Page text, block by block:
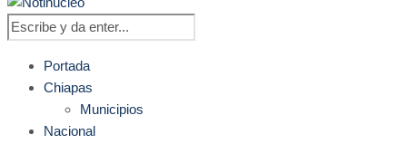
Portada
Chiapas
Municipios
Nacional